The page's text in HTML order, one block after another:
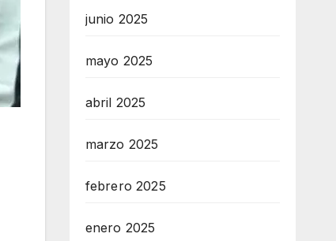
junio 2025
mayo 2025
abril 2025
marzo 2025
febrero 2025
enero 2025